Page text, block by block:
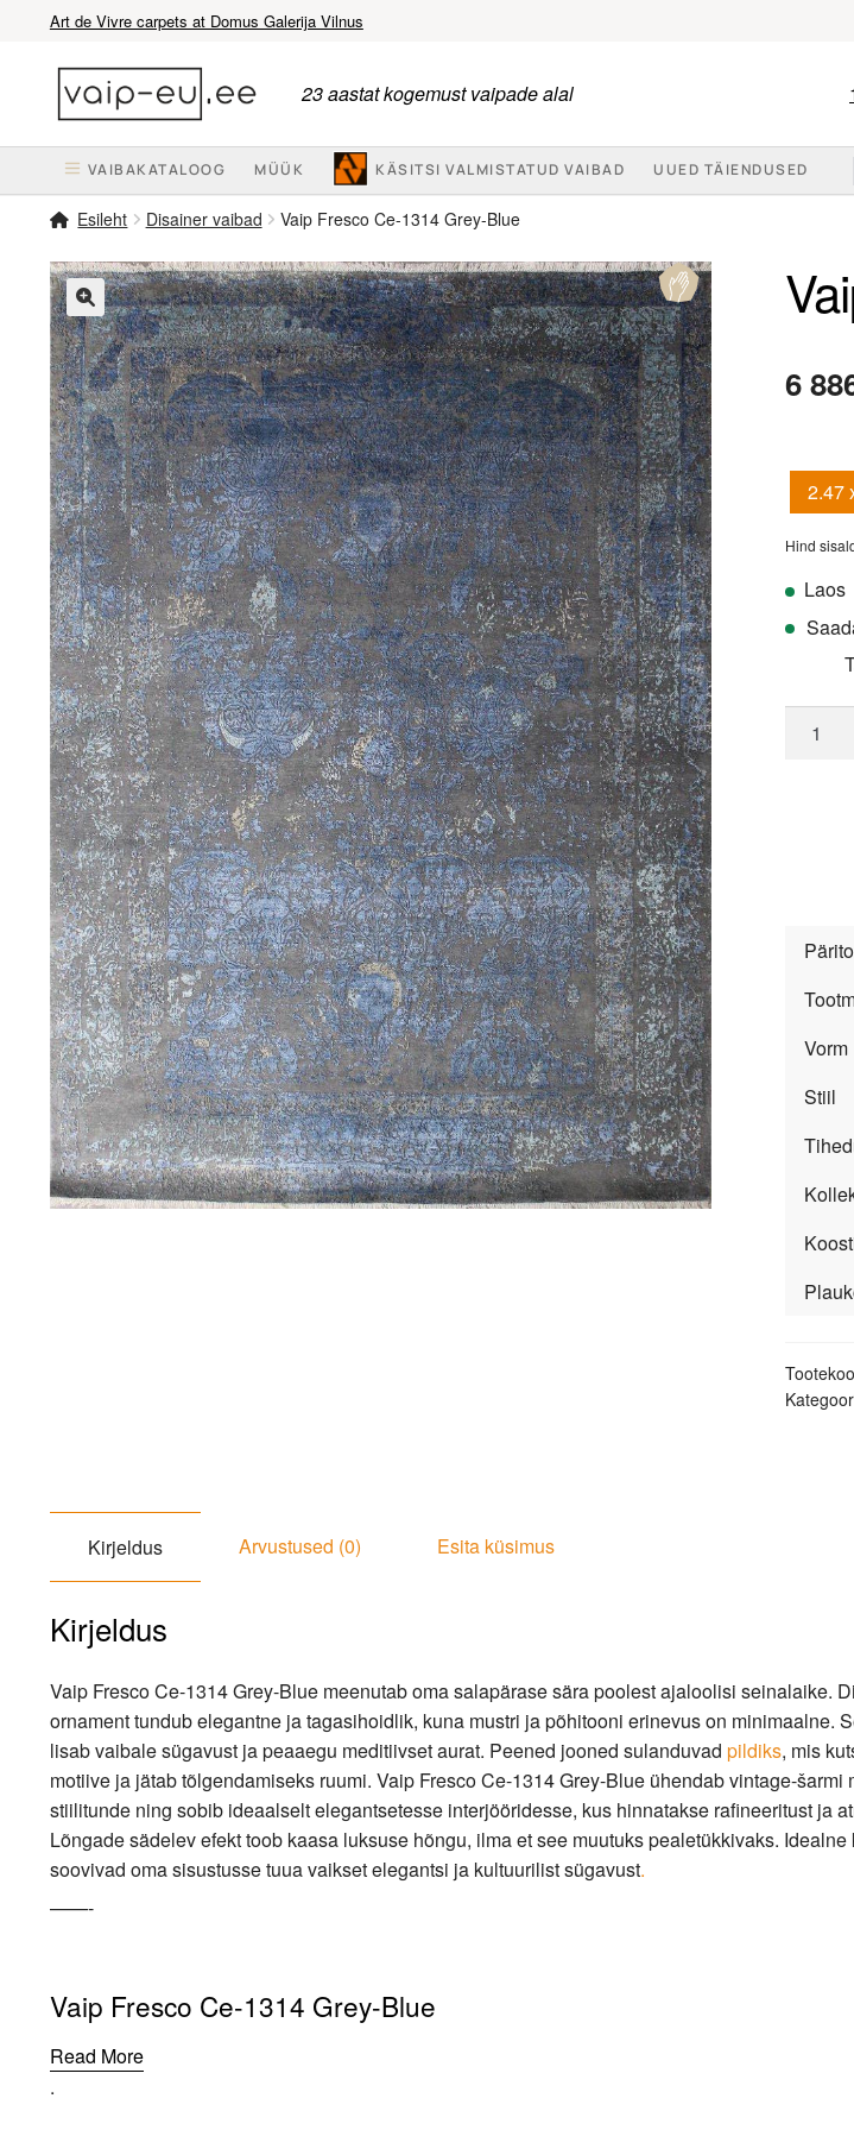
Art de Vivre carpets at Domus Galerija Vilnus
navigeerimisele
sisu
juurde
23 aastat kogemust vaipade alal
VAIBAKATALOOG MÜÜK KÄSITSI VALMISTATUD VAIBAD UUED TÄIENDUSED
Esileht Disainer vaibad Vaip Fresco Ce-1314 Grey-Blue
🔍
6
2.47
Hind
Laos
Fresco
Vorm
Stiil
Kirjeldus Arvustused (0) Esita küsimus
Kirjeldus
Vaip Fresco Ce-1314 Grey-Blue meenutab oma salapärase sära poolest ajaloolisi seinalaike.
ornament tundub elegantne ja tagasihoidlik, kuna mustri ja põhitooni erinevus on minimaalne.
lisab vaibale sügavust ja peaaegu meditiivset aurat. Peened jooned sulanduvad pildiks, mis
motiive ja jätab tõlgendamiseks ruumi. Vaip Fresco Ce-1314 Grey-Blue ühendab vintage-šarmi
stiilitunde ning sobib ideaalselt elegantsetesse interjööridesse, kus hinnatakse rafineeritust ja
Lõngade sädelev efekt toob kaasa luksuse hõngu, ilma et see muutuks pealetükkivaks.
soovivad oma sisustusse tuua vaikset elegantsi ja kultuurilist sügavust.
——-
Vaip Fresco Ce-1314 Grey-Blue
Read More
.